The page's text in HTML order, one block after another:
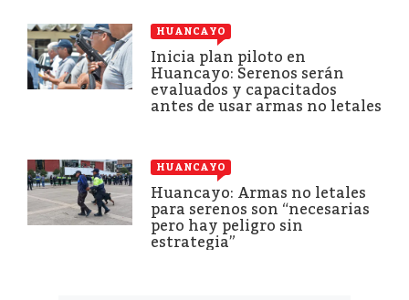
HUANCAYO
Inicia plan piloto en
Huancayo: Serenos serán
evaluados y capacitados
antes de usar armas no letales
HUANCAYO
Huancayo: Armas no letales
para serenos son “necesarias
pero hay peligro sin
estrategia”